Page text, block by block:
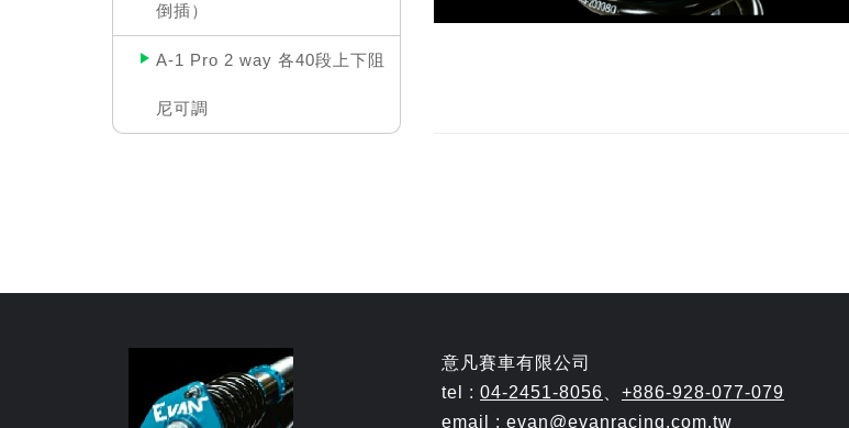
倒插）
A-1 Pro 2 way 各40段上下阻
尼可調
意凡賽車有限公司
tel : 04-2451-8056
+886-928-077-079
email : evan@evanracing.com.tw